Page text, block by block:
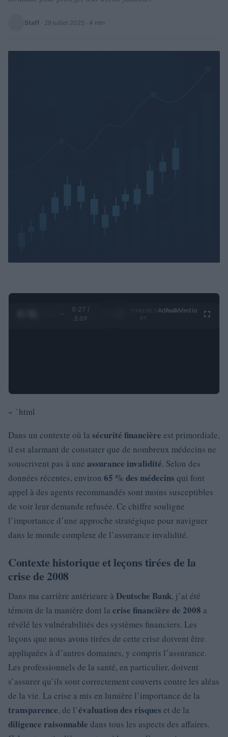
Staff · 29 juillet 2025 · 4 min
0:28 /
3:09
Ad hubMedia
« `html
Dans un contexte où la sécu­rité financière est primordiale,
il est alarmant de constater que de nombreux médecins ne
souscrivent pas à une assurance invalidité. Selon des
données récentes, environ 65 % des médecins qui font
appel à des agents recommandés sont moins susceptibles
de voir leur demande refusée. Ce chiffre souligne
l’importance d’une approche stratégique pour naviguer
dans le monde complexe de l’assurance invalidité.
Contexte historique et leçons tirées de la
crise de 2008
Dans ma carrière antérieure à Deutsche Bank, j’ai été
témoin de la manière dont la crise financière de 2008 a
révélé les vulnérabilités des systèmes financiers. Les
leçons que nous avons tirées de cette crise doivent être
appliquées à d’autres domaines, y compris l’assurance.
Les professionnels de la santé, en particulier, doivent
s’assurer qu’ils sont correctement couverts contre les aléas
de la vie. La crise a mis en lumière l’importance de la
transparence, de l’évaluation des risques et de la
diligence raisonnable dans tous les aspects des affaires.